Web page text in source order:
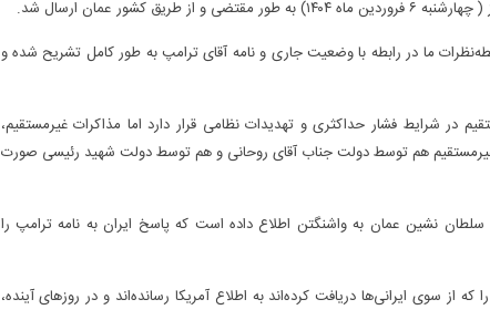
عمان ارسال شد.
ما در رابطه با وضعیت جاری و نامه آقای ترامپ به طور کامل تشریح شده و
در شرایط فشار حداکثری و تهدیدات نظامی قرار دارد اما مذاکرات غیرمستقیم،
غیرمستقیم هم توسط دولت جناب آقای روحانی و هم توسط دولت شهید رئیسی صورت
نشین عمان به واشنگتن اطلاع داده است که پاسخ ایران به نامه ترامپ را
که از سوی ایرانی‌ها دریافت کرده‌اند به اطلاع آمریکا رسانده‌اند و در روزهای آینده،